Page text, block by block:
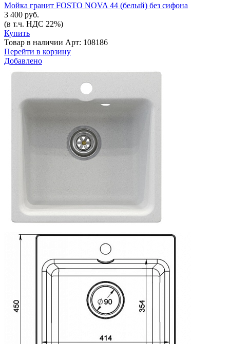
Мойка гранит FOSTO NOVA 44 (белый) без сифона
3 400 руб.
(в т.ч. НДС 22%)
Купить
Товар в наличии Арт: 108186
Перейти в корзину
Добавлено